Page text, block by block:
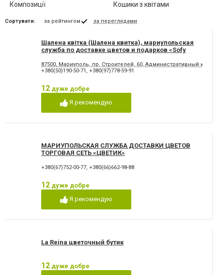
Композиції
Кошики з квітами
Штучні квіти
Сортувати: за рейтингом за переглядами
Шалена квітка (Шалена квитка), мариупольская
служба по доставке цветов и подарков «Sofy
87500, Мариуполь, пр. Строителей, 60, Административный
+380(50)190-50-71 , +380(97)778-59-91
12 дуже добре
Я рекомендую
МАРИУПОЛЬСКАЯ СЛУЖБА ДОСТАВКИ ЦВЕТОВ
ТОРГОВАЯ СЕТЬ «ЦВЕТИК»
+380(67)752-00-77, +380(66)662-98-88
12 дуже добре
Я рекомендую
La Reina цветочный бутик
12 дуже добре